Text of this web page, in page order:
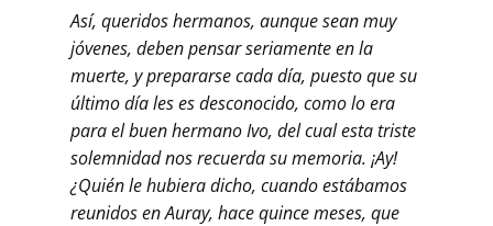
Así, queridos hermanos, aunque sean muy
jóvenes, deben pensar seriamente en la
muerte, y prepararse cada día, puesto que su
último día les es desconocido, como lo era
para el buen hermano Ivo, del cual esta triste
solemnidad nos recuerda su memoria. ¡Ay!
¿Quién le hubiera dicho, cuando estábamos
reunidos en Auray, hace quince meses, que